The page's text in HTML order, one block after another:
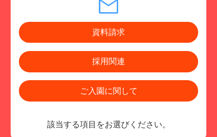
資料請求
採用関連
ご入園に関して
該当する項目をお選びください。